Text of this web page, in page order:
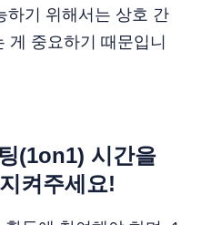
하기 위해서는 상호 간
게 중요하기 때문입니
(1on1) 시간을
켜주세요!